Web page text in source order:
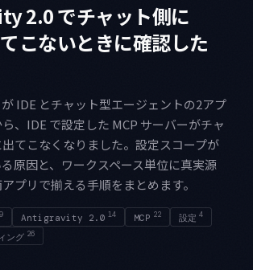
2.0 でチャット側に
こないときに確認した
IDE とチャット型エージェントの2アプ
、IDE で設定した MCP サーバーがチャ
てこなくなりました。設定スコープが
原因と、ワークスペース単位に真実源
プリで揃える手順をまとめます。
Antigravity 2.0 14 MCP 22 設定 4
ング 26